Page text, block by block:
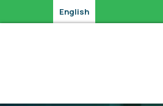
English